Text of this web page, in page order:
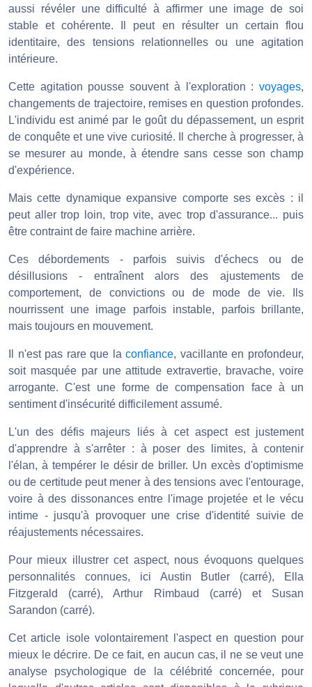
aussi révéler une difficulté à affirmer une image de soi
stable et cohérente. Il peut en résulter un certain flou
identitaire, des tensions relationnelles ou une agitation
intérieure.
Cette agitation pousse souvent à l'exploration : voyages,
changements de trajectoire, remises en question profondes.
L'individu est animé par le goût du dépassement, un esprit
de conquête et une vive curiosité. Il cherche à progresser, à
se mesurer au monde, à étendre sans cesse son champ
d'expérience.
Mais cette dynamique expansive comporte ses excès : il
peut aller trop loin, trop vite, avec trop d'assurance... puis
être contraint de faire machine arrière.
Ces débordements - parfois suivis d'échecs ou de
désillusions - entraînent alors des ajustements de
comportement, de convictions ou de mode de vie. Ils
nourrissent une image parfois instable, parfois brillante,
mais toujours en mouvement.
Il n'est pas rare que laconfiance, vacillante en profondeur,
soit masquée par une attitude extravertie, bravache, voire
arrogante. C'est une forme de compensation face à un
sentiment d'insécurité difficilement assumé.
L'un des défis majeurs liés à cet aspect est justement
d'apprendre à s'arrêter : à poser des limites, à contenir
l'élan, à tempérer le désir de briller. Un excès d'optimisme
ou de certitude peut mener à des tensions avec l'entourage,
voire à des dissonances entre l'image projetée et le vécu
intime - jusqu'à provoquer une crise d'identité suivie de
réajustements nécessaires.
Pour mieux illustrer cet aspect, nous évoquons quelques
personnalités connues, ici Austin Butler (carré), Ella
Fitzgerald (carré), Arthur Rimbaud (carré) et Susan
Sarandon (carré).
Cet article isole volontairement l'aspect en question pour
mieux le décrire. De ce fait, en aucun cas, il ne se veut une
analyse psychologique de la célébrité concernée, pour